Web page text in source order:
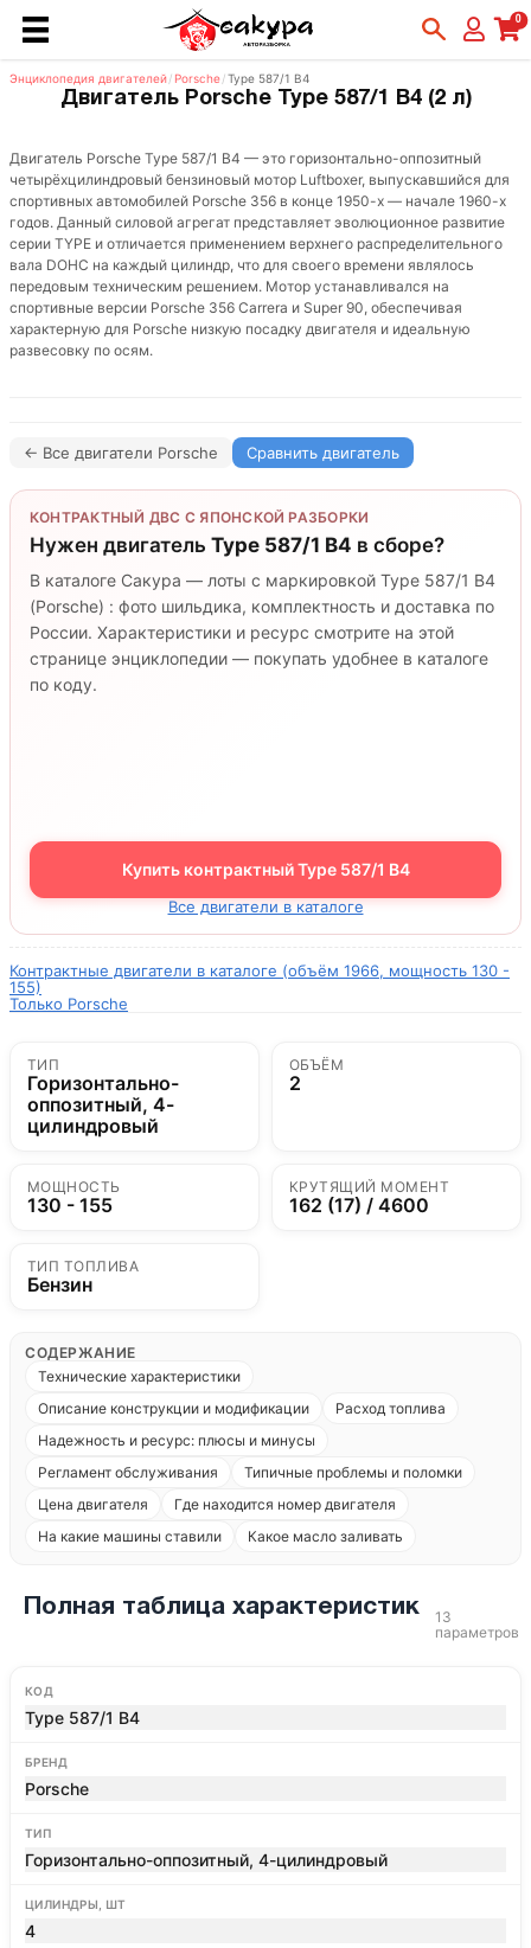
0
Энциклопедия двигателей/ Porsche/Type 587/1 B4
Двигатель Porsche Type 587/1 B4 (2 л)
Двигатель Porsche Type 587/1 B4 — это горизонтально-оппозитный
четырёхцилиндровый бензиновый мотор Luftboxer, выпускавшийся для
спортивных автомобилей Porsche 356 в конце 1950-х — начале 1960-х
годов. Данный силовой агрегат представляет эволюционное развитие
серии TYPE и отличается применением верхнего распределительного
вала DOHC на каждый цилиндр, что для своего времени являлось
передовым техническим решением. Мотор устанавливался на
спортивные версии Porsche 356 Carrera и Super 90, обеспечивая
характерную для Porsche низкую посадку двигателя и идеальную
развесовку по осям.
← Все двигатели Porsche Сравнить двигатель
КОНТРАКТНЫЙ ДВС С ЯПОНСКОЙ РАЗБОРКИ
Нужен двигатель Type 587/1 B4 в сборе?
В каталоге Сакура — лоты с маркировкой Type 587/1 B4
(Porsche) : фото шильдика, комплектность и доставка по
России. Характеристики и ресурс смотрите на этой
странице энциклопедии — покупать удобнее в каталоге
по коду.
Купить контрактный Type 587/1 B4
Все двигатели в каталоге
Контрактные двигатели в каталоге (объём 1966, мощность 130 -
155)
Только Porsche
ТИП
Горизонтально-
оппозитный, 4-
цилиндровый
ОБЪЁМ
2
МОЩНОСТЬ
130 - 155
КРУТЯЩИЙ МОМЕНТ
162 (17) / 4600
ТИП ТОПЛИВА
Бензин
СОДЕРЖАНИЕ
Технические характеристики
Описание конструкции и модификации
Расход топлива
Надежность и ресурс: плюсы и минусы
Регламент обслуживания
Типичные проблемы и поломки
Цена двигателя
Где находится номер двигателя
На какие машины ставили
Какое масло заливать
Полная таблица характеристик
13
параметров
КОД
Type 587/1 B4
БРЕНД
Porsche
ТИП
Горизонтально-оппозитный, 4-цилиндровый
ЦИЛИНДРЫ, ШТ
4